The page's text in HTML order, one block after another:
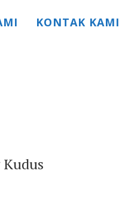
KONTAK KAMI